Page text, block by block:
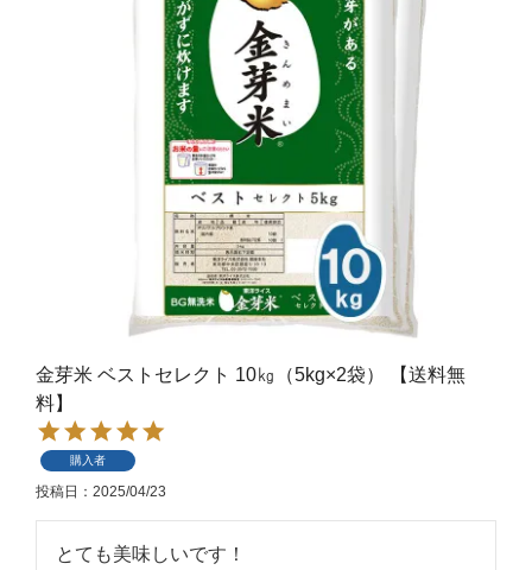
金芽米 ベストセレクト 10㎏（5kg×2袋） 【送料無
料】
購入者
投稿日 2025/04/23
とても美味しいです！